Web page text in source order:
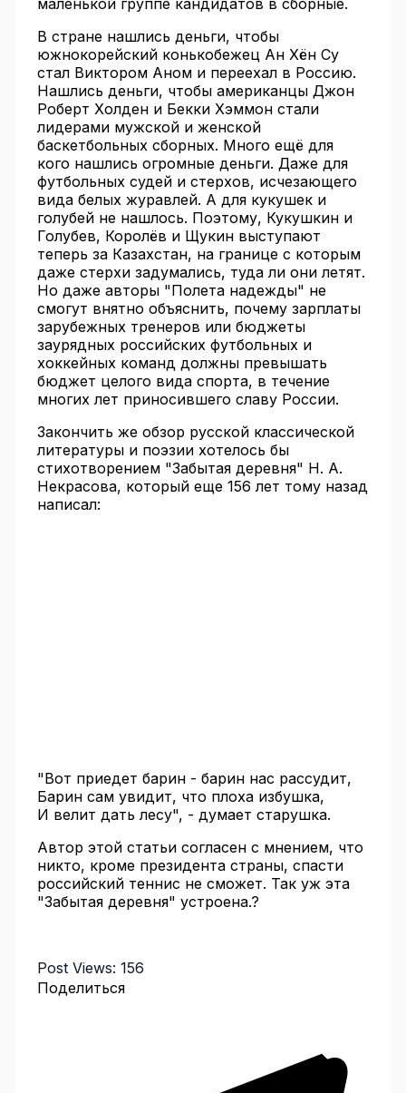
маленькой группе кандидатов в сборные.
В стране нашлись деньги, чтобы
южнокорейский конькобежец Ан Хён Су
стал Виктором Аном и переехал в Россию.
Нашлись деньги, чтобы американцы Джон
Роберт Холден и Бекки Хэммон стали
лидерами мужской и женской
баскетбольных сборных. Много ещё для
кого нашлись огромные деньги. Даже для
футбольных судей и стерхов, исчезающего
вида белых журавлей. А для кукушек и
голубей не нашлось. Поэтому, Кукушкин и
Голубев, Королёв и Щукин выступают
теперь за Казахстан, на границе с которым
даже стерхи задумались, туда ли они летят.
Но даже авторы "Полета надежды" не
смогут внятно объяснить, почему зарплаты
зарубежных тренеров или бюджеты
заурядных российских футбольных и
хоккейных команд должны превышать
бюджет целого вида спорта, в течение
многих лет приносившего славу России.
Закончить же обзор русской классической
литературы и поэзии хотелось бы
стихотворением "Забытая деревня" Н. А.
Некрасова, который еще 156 лет тому назад
написал:
"Вот приедет барин - барин нас рассудит,
Барин сам увидит, что плоха избушка,
И велит дать лесу", - думает старушка.
Автор этой статьи согласен с мнением, что
никто, кроме президента страны, спасти
российский теннис не сможет. Так уж эта
"Забытая деревня" устроена.?
Post Views: 156
Поделиться